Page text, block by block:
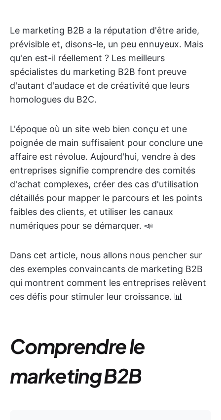
Le marketing B2B a la réputation d'être aride,
prévisible et, disons-le, un peu ennuyeux. Mais
qu'en est-il réellement ? Les meilleurs
spécialistes du marketing B2B font preuve
d'autant d'audace et de créativité que leurs
homologues du B2C.
L'époque où un site web bien conçu et une
poignée de main suffisaient pour conclure une
affaire est révolue. Aujourd'hui, vendre à des
entreprises signifie comprendre des comités
d'achat complexes, créer des cas d'utilisation
détaillés pour mapper le parcours et les points
faibles des clients, et utiliser les canaux
numériques pour se démarquer. 📣
Dans cet article, nous allons nous pencher sur
des exemples convaincants de marketing B2B
qui montrent comment les entreprises relèvent
ces défis pour stimuler leur croissance. 📊
Comprendre le
marketing B2B